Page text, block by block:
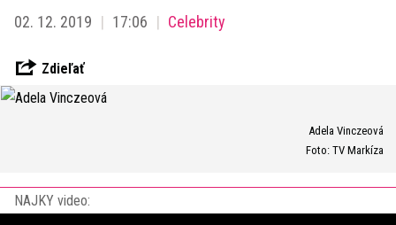
02. 12. 2019 17:06 Celebrity
Zdieľať
Adela Vinczeová
Foto: TV Markíza
NAJKY video: